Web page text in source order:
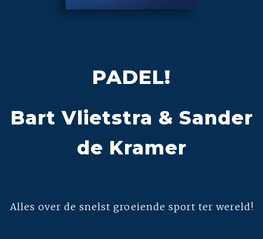
PADEL!
Bart Vlietstra & Sander
de Kramer
Alles over de snelst groeiende sport ter wereld!